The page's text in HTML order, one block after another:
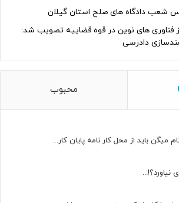
شعب دادگاه های صلح استان گیلان
فناوری های نوین در قوه قضاییه تصویب شد:
دادرسی
محبوب
میگن باید از محل کار نامه پایان کار...
نیاورد؟!...